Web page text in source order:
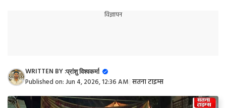
विज्ञापन
WRITTEN BY :प्रांशु विश्वकर्मा
Published on:Jun 4, 2026, 12:36 AM सतना टाइम्स